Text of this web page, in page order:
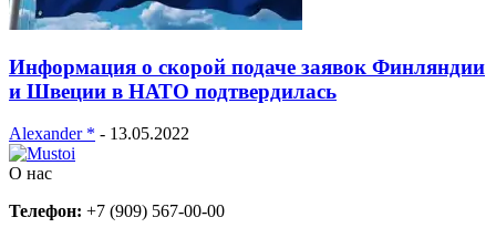
Информация о скорой подаче заявок Финляндии
и Швеции в НАТО подтвердилась
Alexander * - 13.05.2022
О нас
Телефон: +7 (909) 567-00-00